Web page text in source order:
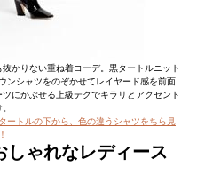
かりない重ね着コーデ。黒タートルニット
ンシャツをのぞかせてレイヤード感を前面
にかぶせる上級テクでキラリとアクセント
ートルの下から、色の違うシャツをちら見
しゃれなレディース